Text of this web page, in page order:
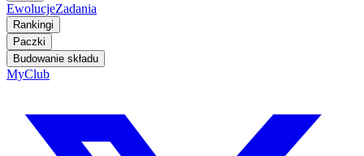
EwolucjeZadania
Rankingi
Paczki
Budowanie składu
MyClub